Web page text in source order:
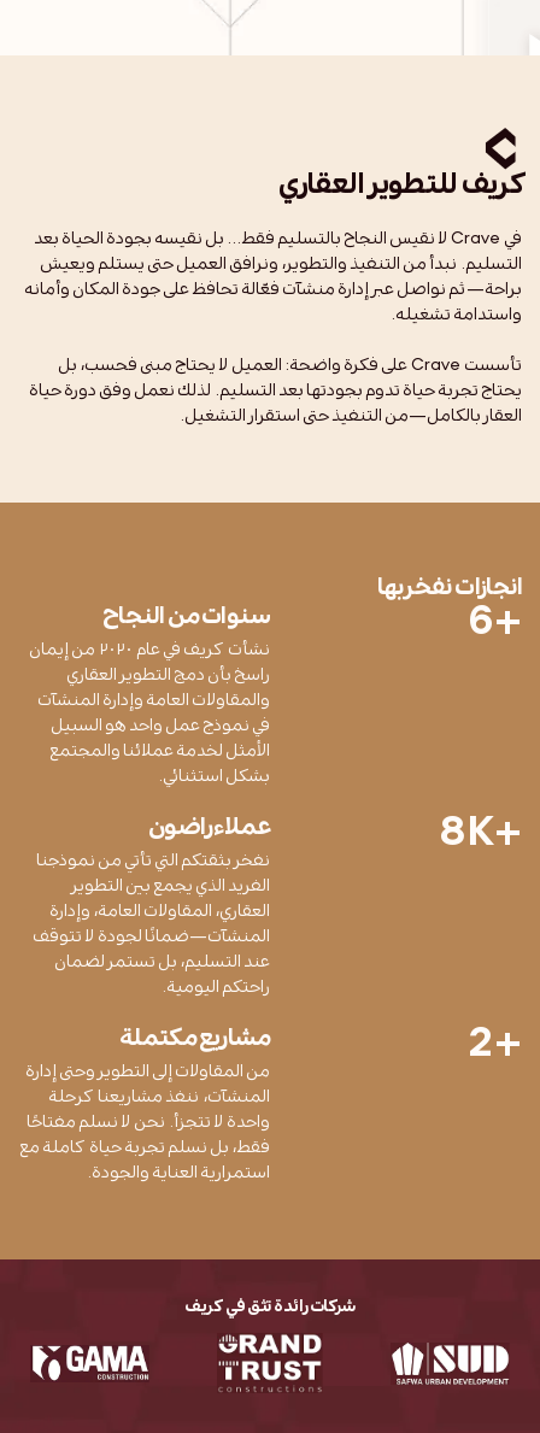
كريف للتطوير العقاري
في Crave لا نقيس النجاح بالتسليم فقط… بل نقيسه بجودة الحياة بعد
التسليم. نبدأ من التنفيذ والتطوير، ونرافق العميل حتى يستلم ويعيش
براحة—ثم نواصل عبر إدارة منشآت فعّالة تحافظ على جودة المكان وأمانه
واستدامة تشغيله.
تأسست Crave على فكرة واضحة: العميل لا يحتاج مبنى فحسب، بل
يحتاج تجربة حياة تدوم بجودتها بعد التسليم. لذلك نعمل وفق دورة حياة
العقار بالكامل—من التنفيذ حتى استقرار التشغيل.
انجازات نفخر بها
+
6 سنوات من النجاح
نشأت كريف في عام ٢٠٢٠ من إيمان
راسخ بأن دمج التطوير العقاري
والمقاولات العامة وإدارة المنشآت
في نموذج عمل واحد هو السبيل
الأمثل لخدمة عملائنا والمجتمع
بشكل استثنائي.
+K
8 عملاء راضون
نفخر بثقتكم التي تأتي من نموذجنا
الفريد الذي يجمع بين التطوير
العقاري، المقاولات العامة، وإدارة
المنشآت—ضمانًا لجودة لا تتوقف
عند التسليم، بل تستمر لضمان
راحتكم اليومية.
+
2 مشاريع مكتملة
من المقاولات إلى التطوير وحتى إدارة
المنشآت، ننفذ مشاريعنا كرحلة
واحدة لا تتجزأ. نحن لا نسلم مفتاحًا
فقط، بل نسلم تجربة حياة كاملة مع
استمرارية العناية والجودة.
شركات رائدة تثق في كريف